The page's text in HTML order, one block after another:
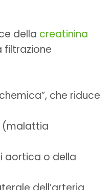
della creatinina
filtrazione
che riduce
(malattia
aortica o della